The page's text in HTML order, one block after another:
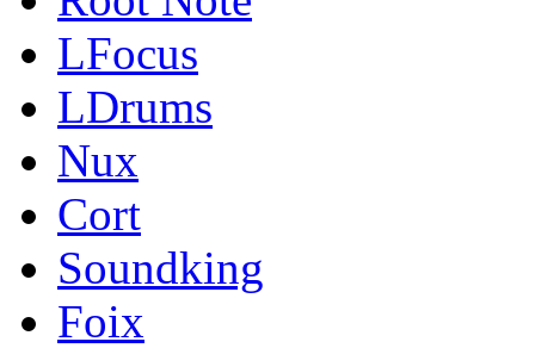
LFocus
LDrums
Nux
Cort
Soundking
Foix